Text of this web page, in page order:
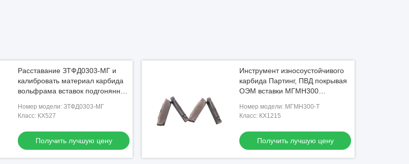
Расставание ЗТФД0303-МГ и
калибровать материал карбида
вольфрама вставок подгонянный
Номер модели: ЗТФД0303-МГ
Класс: КХ527
Получить лучшую цену
Инструмент износоустойчивого
карбида Партинг, ПВД покрывая
ОЭМ вставки МГМН300
Номер модели: МГМН300-Т
Класс: КХ1215
Получить лучшую цену